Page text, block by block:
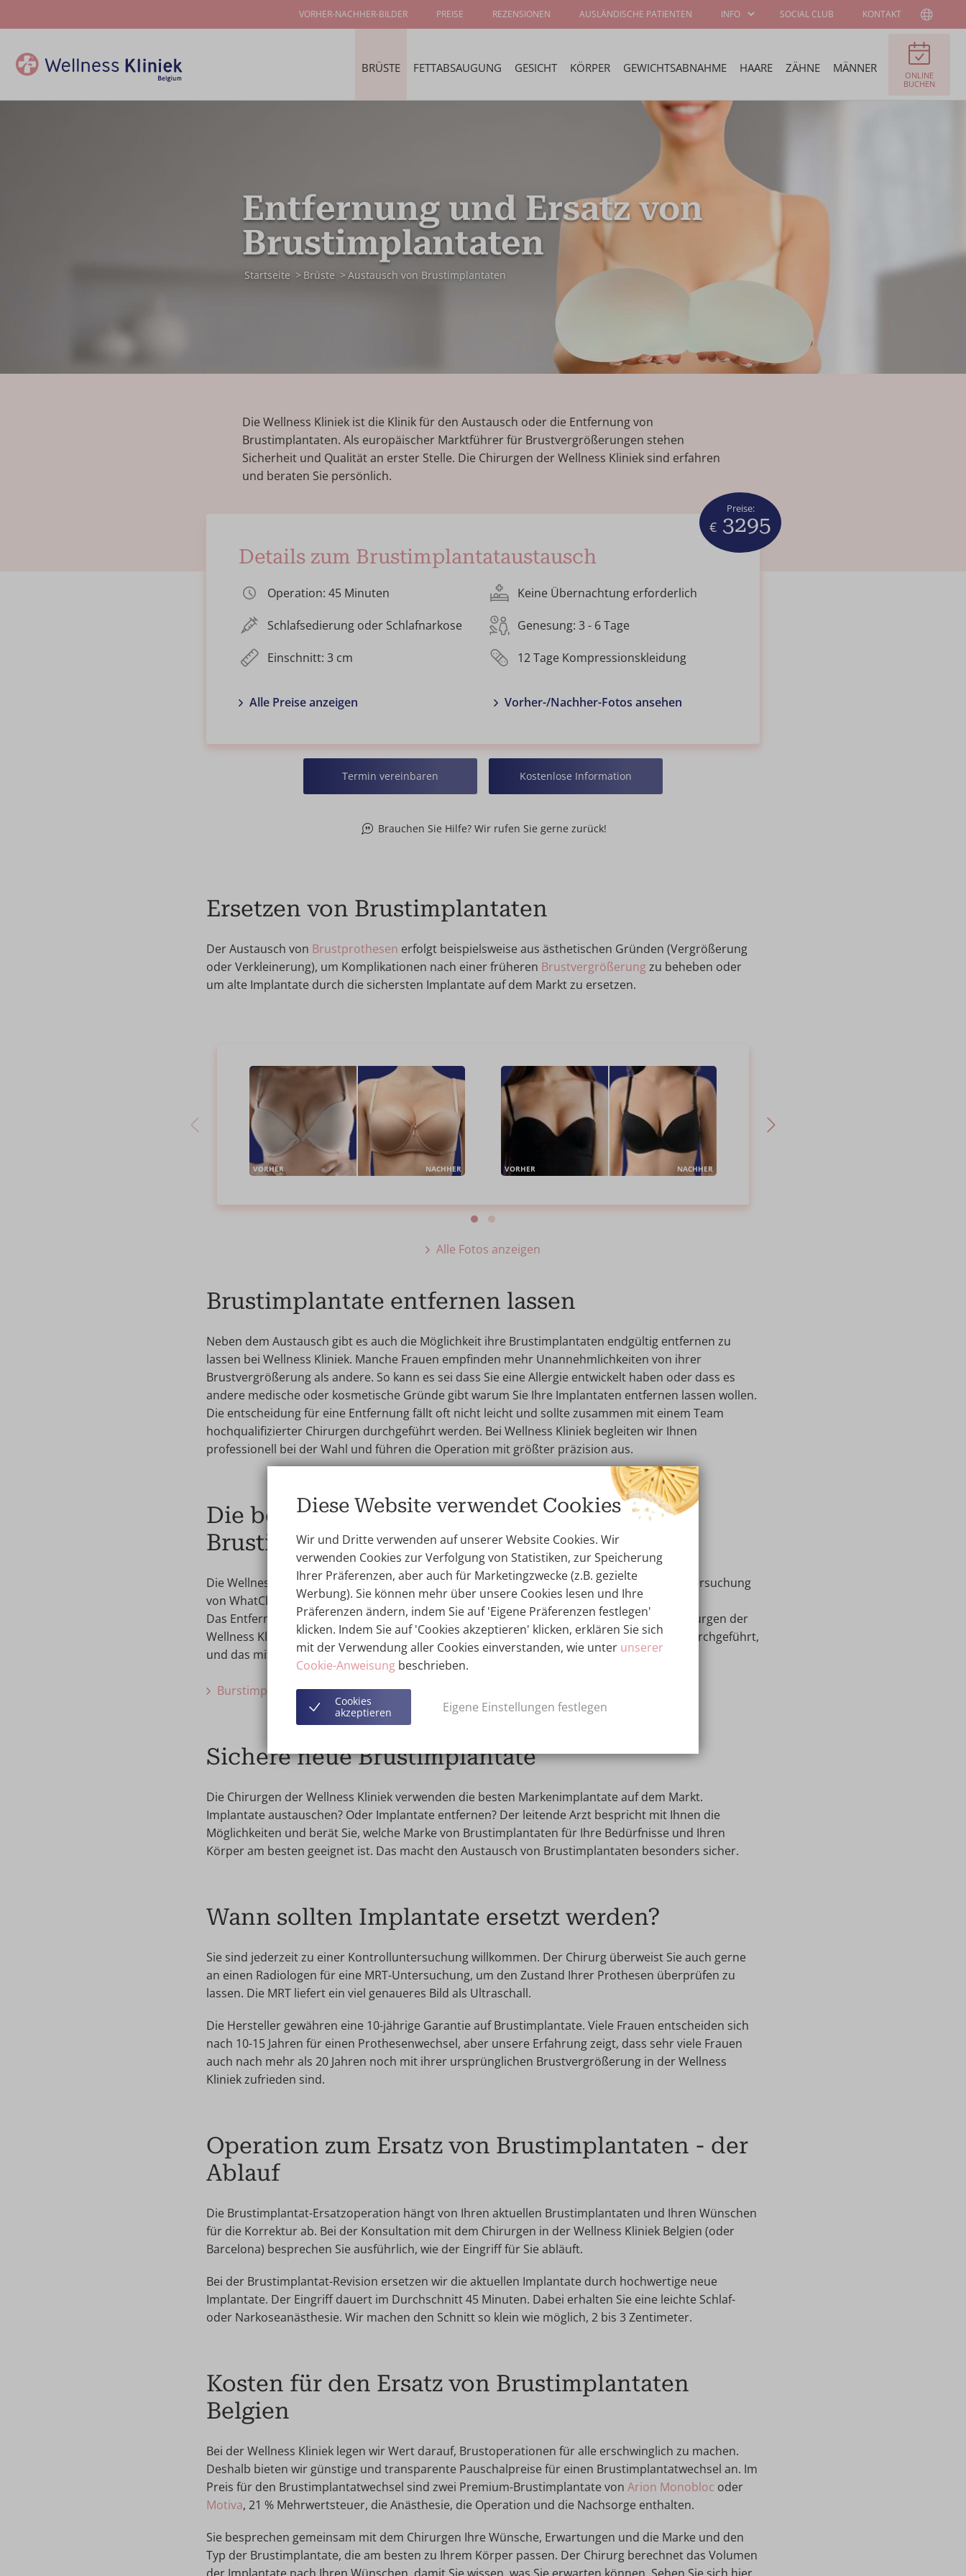
BRÜSTE FETTABSAUGUNG GESICHT KÖRPER GEWICHTSABNAHME HAARE ZÄHNE MÄNNER
ONLINE
BUCHEN
VORHER-NACHHER-BILDER PREISE REZENSIONEN AUSLÄNDISCHE PATIENTEN INFO
CHIRURGEN UND
SPEZIALISTEN
SOCIAL CLUB KONTAKT
Entfernung und Ersatz von
Brustimplantaten
Startseite Brüste Austausch von Brustimplantaten
Die Wellness Kliniek ist die Klinik für den Austausch oder die Entfernung von
Brustimplantaten. Als europäischer Marktführer für Brustvergrößerungen stehen
Sicherheit und Qualität an erster Stelle. Die Chirurgen der Wellness Kliniek sind erfahren
und beraten Sie persönlich.
Preise:
€ 3295
Details zum Brustimplantataustausch
Operation: 45 Minuten
Schlafsedierung oder Schlafnarkose
Einschnitt: 3 cm
Keine Übernachtung erforderlich
Genesung: 3 - 6 Tage
12 Tage Kompressionskleidung
Alle Preise anzeigen Vorher-/Nachher-Fotos ansehen
Termin vereinbaren Kostenlose Information
Brauchen Sie Hilfe? Wir rufen Sie gerne zurück!
Ersetzen von Brustimplantaten
Der Austausch von Brustprothesen erfolgt beispielsweise aus ästhetischen Gründen (Vergrößerung
oder Verkleinerung), um Komplikationen nach einer früheren Brustvergrößerungzu beheben oder
um alte Implantate durch die sichersten Implantate auf dem Markt zu ersetzen.
VORHER NACHHER VORHER NACHHER
Alle Fotos anzeigen
Brustimplantate entfernen lassen
Neben dem Austausch gibt es auch die Möglichkeit ihre Brustimplantaten endgültig entfernen zu
lassen bei Wellness Kliniek. Manche Frauen empfinden mehr Unannehmlichkeiten von ihrer
Brustvergrößerung als andere. So kann es sei dass Sie eine Allergie entwickelt haben oder dass es
andere medische oder kosmetische Gründe gibt warum Sie Ihre Implantaten entfernen lassen wollen.
Die entscheidung für eine Entfernung fällt oft nicht leicht und sollte zusammen mit einem Team
hochqualifizierter Chirurgen durchgeführt werden. Bei Wellness Kliniek begleiten wir Ihnen
professionell bei der Wahl und führen die Operation mit größter präzision aus.
Die beste Klinik für den Austausch von
Brustimplantaten
Die Wellness Kliniek Belgien ist seit vielen Jahren die Nummer 1 in der (unabhängigen) Untersuchung
von WhatClinic und wurde mit dem Award for Outstanding Experience ausgezeichnet.
Das Entfernen und Ersetzen von Brustimplantaten gehört zu den Spezialgebieten der Chirurgen der
Wellness Kliniek. Die Ärzte haben bereits Tausende von erfolgreichen Brustoperationen durchgeführt,
und das mit ISO 9001-Qualitätssicherung.
Burstimplantaten Vorher/Nacher Fotos
Sichere neue Brustimplantate
Die Chirurgen der Wellness Kliniek verwenden die besten Markenimplantate auf dem Markt.
Implantate austauschen? Oder Implantate entfernen? Der leitende Arzt bespricht mit Ihnen die
Möglichkeiten und berät Sie, welche Marke von Brustimplantaten für Ihre Bedürfnisse und Ihren
Körper am besten geeignet ist. Das macht den Austausch von Brustimplantaten besonders sicher.
Wann sollten Implantate ersetzt werden?
Sie sind jederzeit zu einer Kontrolluntersuchung willkommen. Der Chirurg überweist Sie auch gerne
an einen Radiologen für eine MRT-Untersuchung, um den Zustand Ihrer Prothesen überprüfen zu
lassen. Die MRT liefert ein viel genaueres Bild als Ultraschall.
Die Hersteller gewähren eine 10-jährige Garantie auf Brustimplantate. Viele Frauen entscheiden sich
nach 10-15 Jahren für einen Prothesenwechsel, aber unsere Erfahrung zeigt, dass sehr viele Frauen
auch nach mehr als 20 Jahren noch mit ihrer ursprünglichen Brustvergrößerung in der Wellness
Kliniek zufrieden sind.
Operation zum Ersatz von Brustimplantaten - der
Ablauf
Die Brustimplantat-Ersatzoperation hängt von Ihren aktuellen Brustimplantaten und Ihren Wünschen
für die Korrektur ab. Bei der Konsultation mit dem Chirurgen in der Wellness Kliniek Belgien (oder
Barcelona) besprechen Sie ausführlich, wie der Eingriff für Sie abläuft.
Bei der Brustimplantat-Revision ersetzen wir die aktuellen Implantate durch hochwertige neue
Implantate. Der Eingriff dauert im Durchschnitt 45 Minuten. Dabei erhalten Sie eine leichte Schlaf-
oder Narkoseanästhesie. Wir machen den Schnitt so klein wie möglich, 2 bis 3 Zentimeter.
Kosten für den Ersatz von Brustimplantaten
Belgien
Bei der Wellness Kliniek legen wir Wert darauf, Brustoperationen für alle erschwinglich zu machen.
Deshalb bieten wir günstige und transparente Pauschalpreise für einen Brustimplantatwechsel an. Im
Preis für den Brustimplantatwechsel sind zwei Premium-Brustimplantate von Arion Monobloc oder
Motiva, 21 % Mehrwertsteuer, die Anästhesie, die Operation und die Nachsorge enthalten.
Sie besprechen gemeinsam mit dem Chirurgen Ihre Wünsche, Erwartungen und die Marke und den
Typ der Brustimplantate, die am besten zu Ihrem Körper passen. Der Chirurg berechnet das Volumen
Diese Website verwendet Cookies
Wir und Dritte verwenden auf unserer Website Cookies. Wir
verwenden Cookies zur Verfolgung von Statistiken, zur Speicherung
Ihrer Präferenzen, aber auch für Marketingzwecke (z.B. gezielte
Werbung). Sie können mehr über unsere Cookies lesen und Ihre
Präferenzen ändern, indem Sie auf 'Eigene Präferenzen festlegen'
klicken. Indem Sie auf 'Cookies akzeptieren' klicken, erklären Sie sich
mit der Verwendung aller Cookies einverstanden, wie unter unserer
Cookie-Anweisungbeschrieben.
Cookies
akzeptieren
Eigene Einstellungen festlegen